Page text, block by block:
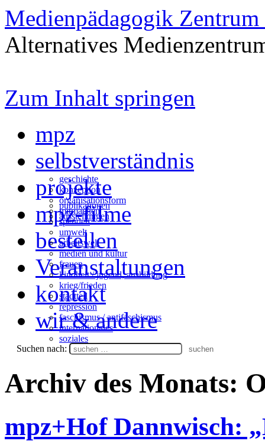
Medienpädagogik Zentrum
Alternatives
Zum Inhalt springen
mpz
selbstverständnis
geschichte
konzeption
organisationsform
mitmachen
spenden
projekte
publikationen
ausstellungen
mpz-filme
umwelt
arbeitswelt
medien und kultur
frauen
kindheit / jugend, ausbildung
krieg/frieden
stadtteil
repression
faschismus / antifaschismus
internationales
soziales
bestellen
Veranstaltungen
kontakt
wir & andere
Suchen nach:
Archiv des Monats:
mpz+Hof Dannwisch: